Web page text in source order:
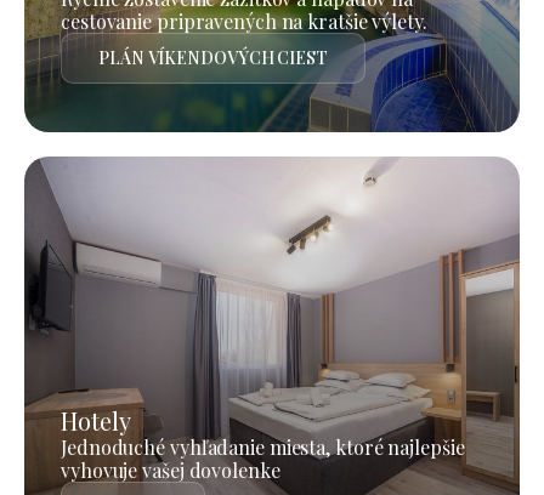
cestovanie pripravených na kratšie výlety.
PLÁN VÍKENDOVÝCH CIEST
Hotely
Jednoduché vyhľadanie miesta, ktoré najlepšie
vyhovuje vašej dovolenke